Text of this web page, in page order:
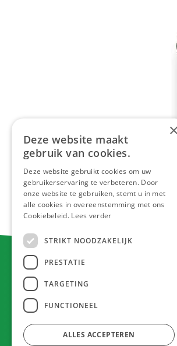
E. MEEUWISSEN BV
Gaston Eyskenslaan 2
3900 Pelt, België
×
Deze website maakt
gebruik van cookies.
Deze website gebruikt cookies om uw
gebruikerservaring te verbeteren. Door
onze website te gebruiken, stemt u in met
alle cookies in overeenstemming met ons
Cookiebeleid. Lees verder
STRIKT NOODZAKELIJK
PRESTATIE
TARGETING
FUNCTIONEEL
ALLES ACCEPTEREN